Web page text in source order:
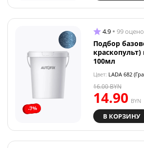
-7%
4.9 99
Подбор
краскопульт)
100мл
Цвет: LADA 682
14.90 BYN
16.00BYN
В КОРЗИНУ